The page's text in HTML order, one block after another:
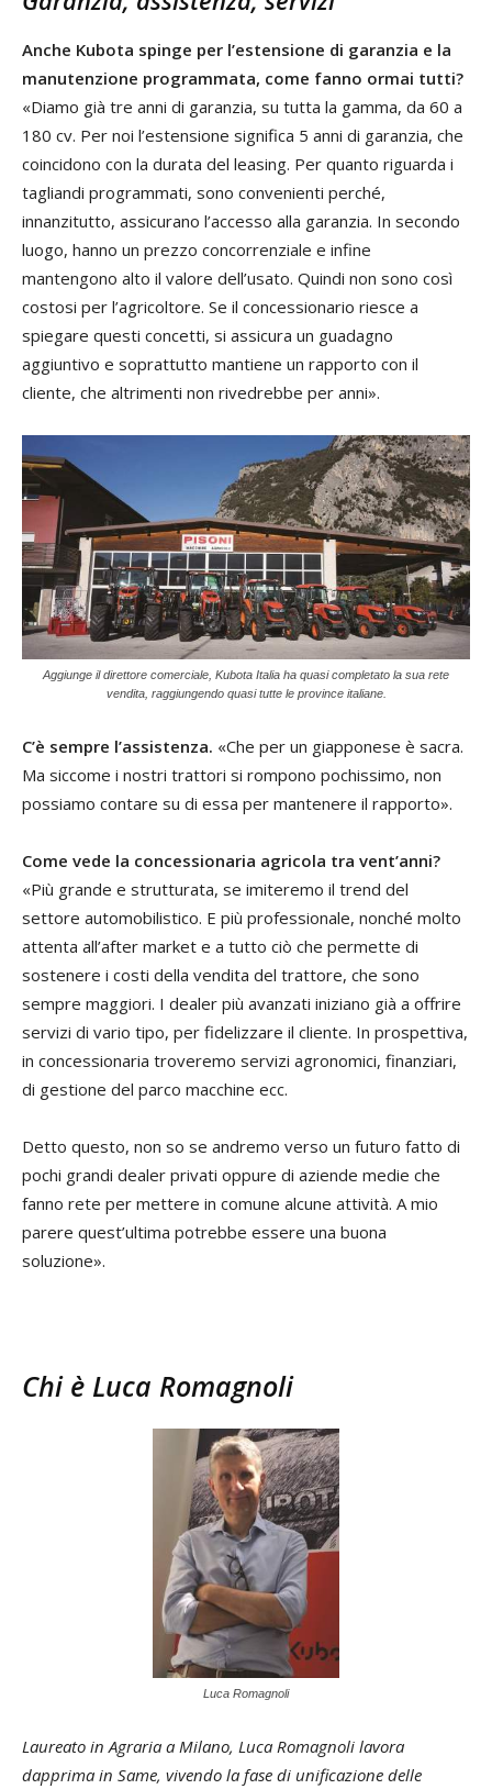
Anche Kubota spinge per l’estensione di garanzia e la
manutenzione programmata, come fanno ormai tutti?
«Diamo già tre anni di garanzia, su tutta la gamma, da 60 a
180 cv. Per noi l’estensione significa 5 anni di garanzia, che
coincidono con la durata del leasing. Per quanto riguarda i
tagliandi programmati, sono convenienti perché,
innanzitutto, assicurano l’accesso alla garanzia. In secondo
luogo, hanno un prezzo concorrenziale e infine
mantengono alto il valore dell’usato. Quindi non sono così
costosi per l’agricoltore. Se il concessionario riesce a
spiegare questi concetti, si assicura un guadagno
aggiuntivo e soprattutto mantiene un rapporto con il
cliente, che altrimenti non rivedrebbe per anni».
Aggiunge il direttore comerciale, Kubota Italia ha quasi completato la sua rete
vendita, raggiungendo quasi tutte le province italiane.
C’è sempre l’assistenza. «Che per un giapponese è sacra.
Ma siccome i nostri trattori si rompono pochissimo, non
possiamo contare su di essa per mantenere il rapporto».
Come vede la concessionaria agricola tra vent’anni?
«Più grande e strutturata, se imiteremo il trend del
settore automobilistico. E più professionale, nonché molto
attenta all’after market e a tutto ciò che permette di
sostenere i costi della vendita del trattore, che sono
sempre maggiori. I dealer più avanzati iniziano già a offrire
servizi di vario tipo, per fidelizzare il cliente. In prospettiva,
in concessionaria troveremo servizi agronomici, finanziari,
di gestione del parco macchine ecc.
Detto questo, non so se andremo verso un futuro fatto di
pochi grandi dealer privati oppure di aziende medie che
fanno rete per mettere in comune alcune attività. A mio
parere quest’ultima potrebbe essere una buona
soluzione».
Chi è Luca Romagnoli
Luca Romagnoli
Laureato in Agraria a Milano, Luca Romagnoli lavora
dapprima in Same, vivendo la fase di unificazione delle